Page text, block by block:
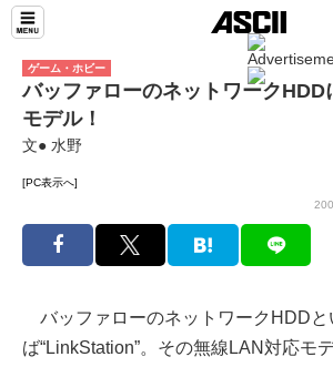
ゲーム・ホビー
バッファローのネットワーク
モデル！
文● 水野
[PC表示へ]
バッファローのネットワークHDDと
ば“LinkStation”。その無線LAN対応モ